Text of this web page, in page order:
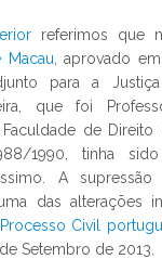
referimos que
Macau , aprovado
para a
que foi
de Direito
1990, tinha
A
das alterações
Civil
Setembro de 2013.